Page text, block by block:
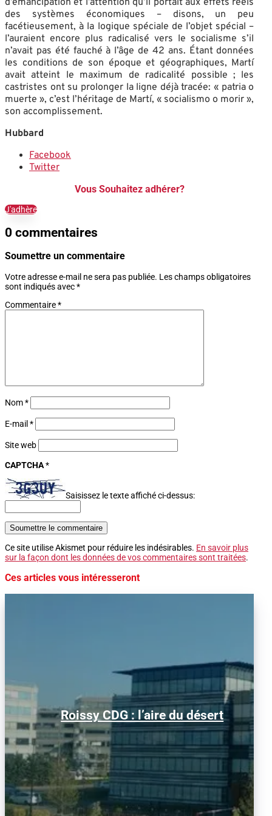
des systèmes économiques – disons, un peu
facétieusement, à la logique spéciale de l’objet spécial –
l’auraient encore plus radicalisé vers le socialisme s’il
n’avait pas été fauché à l’âge de 42 ans. Étant données
les conditions de son époque et géographiques, Martí
avait atteint le maximum de radicalité possible ; les
castristes ont su prolonger la ligne déjà tracée: « patria o
muerte », c’est l’héritage de Martí, « socialismo o morir »,
son accomplissement.
Hubbard
Facebook
Twitter
Vous Souhaitez adhérer?
J'adhère
0 commentaires
Soumettre un commentaire
Votre adresse e-mail ne sera pas publiée. Les champs obligatoires
sont indiqués avec*
Commentaire*
Nom*
E-mail *
Site web
CAPTCHA*
Saisissez le texte affiché ci-dessus:
Soumettre le commentaire
Ce site utilise Akismet pour réduire les indésirables. En savoir plus
sur la façon dont les données de vos commentaires sont traitées.
Ces articles vous intéresseront
Roissy CDG : l’aire du désert
Alors que le trafic aérien a retrouvé son
niveau d’avant la pandémie, les
conditions d’obtention...